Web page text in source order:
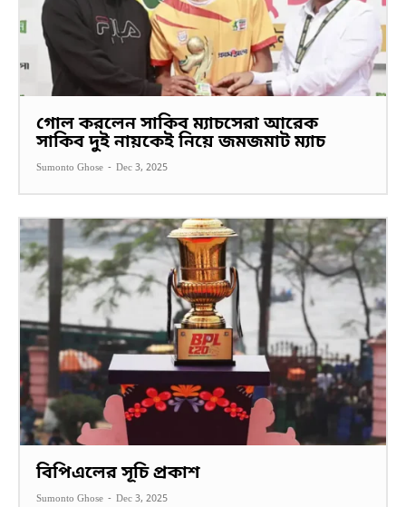
গোল করলেন সাকিব ম্যাচসেরা আরেক
সাকিব দুই নায়কেই নিয়ে জমজমাট ম্যাচ
Sumonto Ghose - Dec 3, 2025
বিপিএলের সূচি প্রকাশ
Sumonto Ghose - Dec 3, 2025